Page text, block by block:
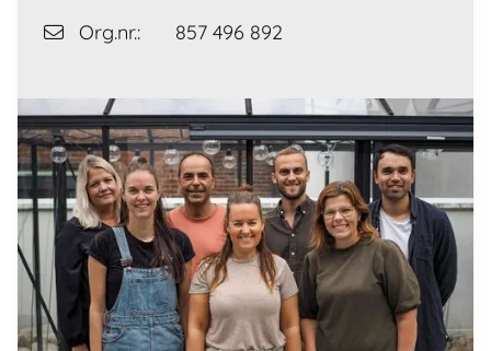
 Org.nr.: 857 496 892